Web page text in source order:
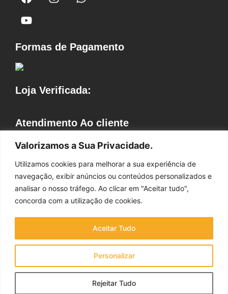
Valorizamos a Sua Privacidade.
Utilizamos cookies para melhorar a sua experiência de
navegação, exibir anúncios ou conteúdos personalizados e
analisar o nosso tráfego. Ao clicar em "Aceitar tudo",
concorda com a utilização de cookies.
Personalizar
Rejeitar Tudo
Aceitar Tudo
Formas de Pagamento
Loja Verificada:
Atendimento Ao cliente
Horário de Atendimento
Segunda a Sexta 09hr às 18 hr
Contato: (41) 9 9732-2156
Whatsapp: (41) 9 9732-2156
E-mail: vendasdecoralle@gmail.com
©2026 Todos os direitos reservados. Feito com <3
Decoralle.com